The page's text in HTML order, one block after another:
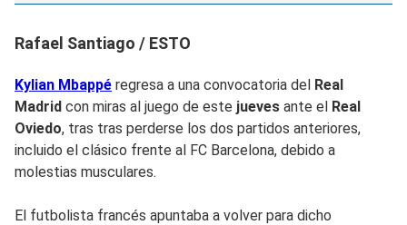
Rafael Santiago / ESTO
Kylian Mbappé regresa a una convocatoria del Real
Madrid con miras al juego de este jueves ante el Real
Oviedo, tras tras perderse los dos partidos anteriores,
incluido el clásico frente al FC Barcelona, debido a
molestias musculares.
El futbolista francés apuntaba a volver para dicho